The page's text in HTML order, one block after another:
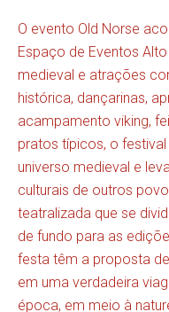
O evento Old Norse
Espaço de Eventos
medieval e atrações
histórica, dançarinas,
acampamento viking,
pratos típicos, o
universo medieval e
culturais de outros
teatralizada que se
de fundo para as
festa têm a proposta
em uma verdadeira
época, em meio à